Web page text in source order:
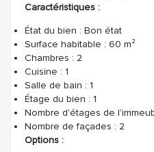
Caractéristiques :
État du bien : Bon état
Surface habitable : 60 m²
Chambres : 2
Cuisine : 1
Salle de bain : 1
Étage du bien : 1
Nombre d'étages de
Nombre de façades : 2
Options :